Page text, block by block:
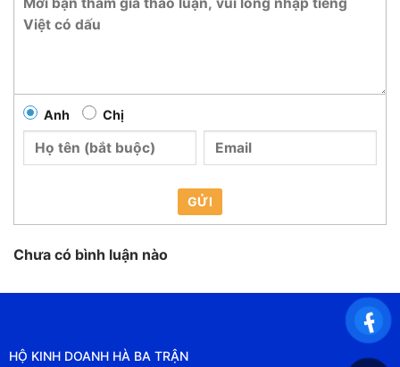
Anh Chị
GỬI
Chưa có bình luận nào
HỘ KINH DOANH HÀ BA TRẬN